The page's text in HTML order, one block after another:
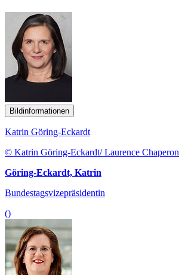
Bildinformationen
Katrin Göring-Eckardt
© Katrin Göring-Eckardt/ Laurence Chaperon
Göring-Eckardt, Katrin
Bundestagsvizepräsidentin
()